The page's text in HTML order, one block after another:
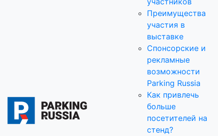
Преимущества
участия в
выставке
Спонсорские и
рекламные
возможности
Parking Russia
Как привлечь
больше
посетителей на
стенд?